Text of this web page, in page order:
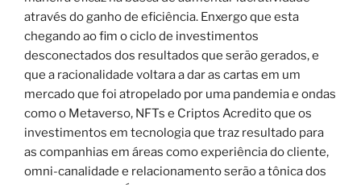
através do ganho de eficiência. Enxergo que esta
chegando ao fim o ciclo de investimentos
desconectados dos resultados que serão gerados, e
que a racionalidade voltara a dar as cartas em um
mercado que foi atropelado por uma pandemia e ondas
como o Metaverso, NFTs e Criptos Acredito que os
investimentos em tecnologia que traz resultado para
as companhias em áreas como experiência do cliente,
omni-canalidade e relacionamento serão a tônica dos